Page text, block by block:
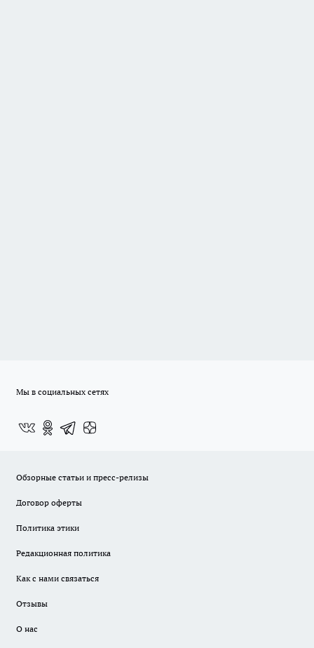
Мы в социальных сетях
Обзорные статьи и пресс-релизы
Договор оферты
Политика этики
Редакционная политика
Как с нами связаться
Отзывы
О нас